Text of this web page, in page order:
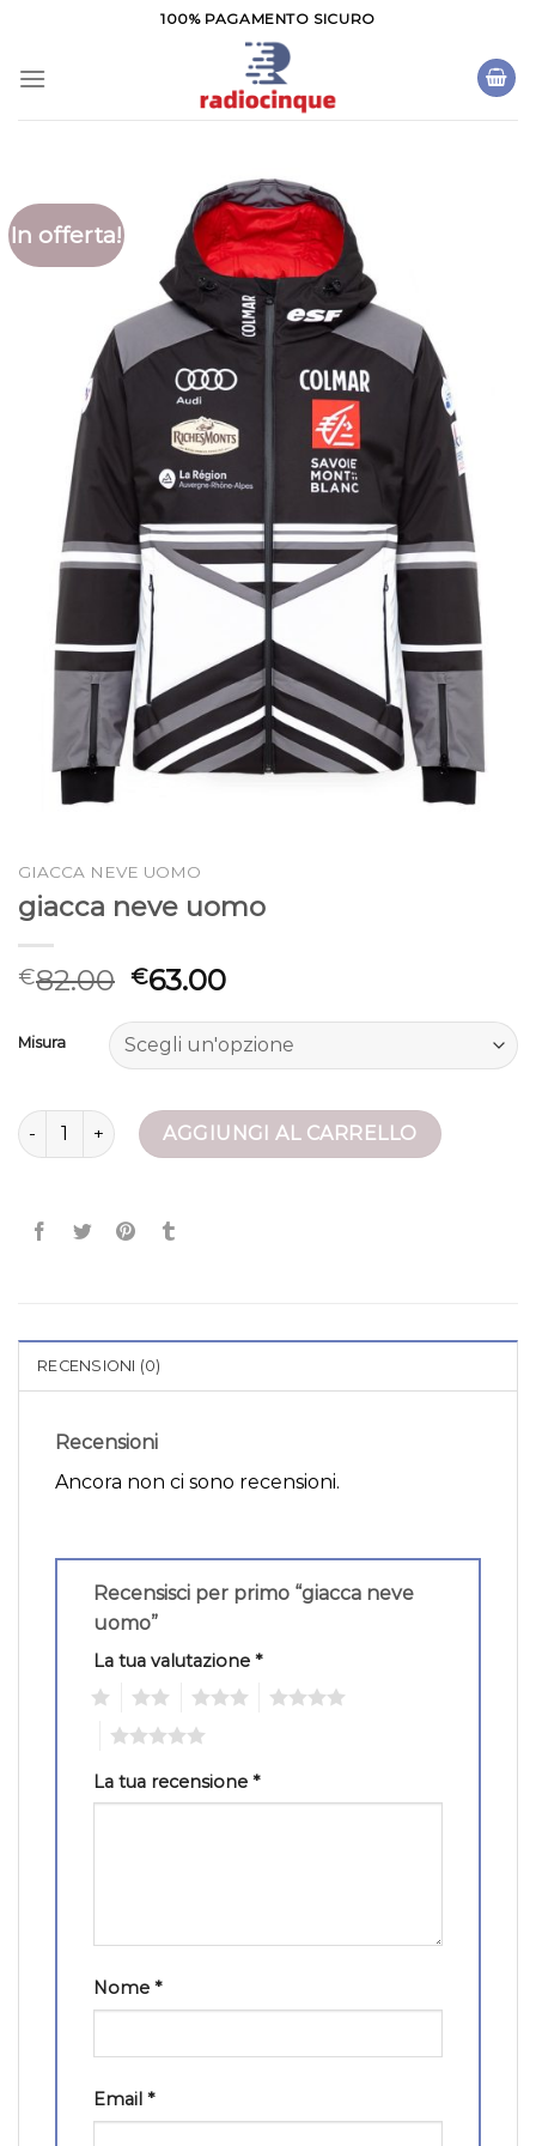
contenuti
100% PAGAMENTO SICURO
In offerta!
GIACCA NEVE UOMO
giacca neve uomo
€82.00 €63.00
Misura
giacca neve uomo quantitàAGGIUNGI AL CARRELLO
RECENSIONI (0)
Recensioni
Ancora non ci sono recensioni.
Recensisci per primo “giacca neve
uomo”
La tua valutazione *
La tua recensione *
Nome *
Email *